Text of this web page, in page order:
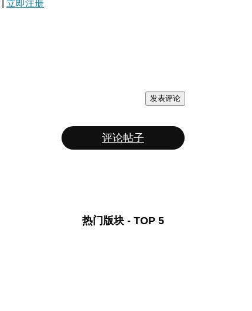
立即注册
发表评论
评论帖子
热门版块 - TOP 5